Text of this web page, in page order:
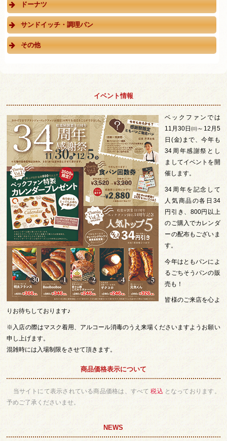
ドーナツ
サンドイッチ・調理パン
その他
イベント情報
ベックファンでは
11月30日㈰～12月5
日(金)まで、今年も
34周年感謝祭とし
ましてイベントを開
催します。
34周年を記念して
人気商品の各日34
円引き、800円以上
のご購入でカレンダ
ーの配布もございま
す。
今年はともパンによ
るごちそうパンの販
売も！
皆様のご来店を心よ
りお待ちしております♪
※入店の際はマスク着用、アルコール消毒のうえ来場くださいますようお願い
申し上げます。
混雑時には入場制限をさせて頂きます。
商品価格表示について
当サイトにて表示されている商品価格は、すべて 税込 となっております。
予めご了承くださいませ。
NEWS